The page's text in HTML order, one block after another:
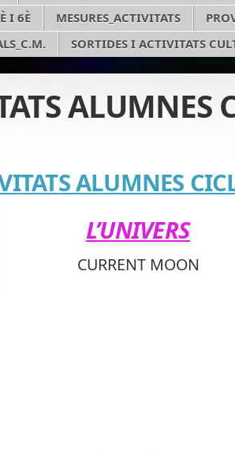
I 6È
MESURES_ACTIVITATS
SORTIDES I ACTIVITATS
ALUMNES
ALUMNES
L’UNIVERS
CURRENT MOON